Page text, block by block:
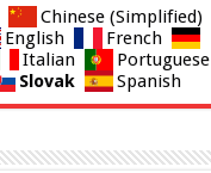
Chinese (Simplified)
English
French
Italian
Portuguese
Slovak Spanish